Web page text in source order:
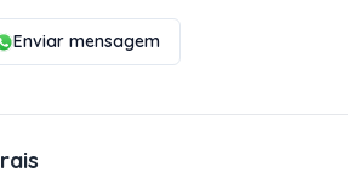
Enviar mensagem